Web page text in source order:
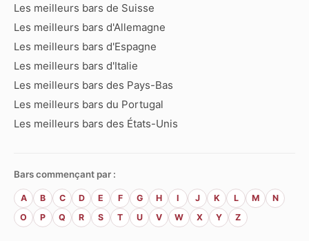
Les meilleurs bars de Suisse
Les meilleurs bars d'Allemagne
Les meilleurs bars d'Espagne
Les meilleurs bars d'Italie
Les meilleurs bars des Pays-Bas
Les meilleurs bars du Portugal
Les meilleurs bars des États-Unis
Bars commençant par :
A B C D E F G H I J K L M
N
O
P Q R S T U V W X Y Z